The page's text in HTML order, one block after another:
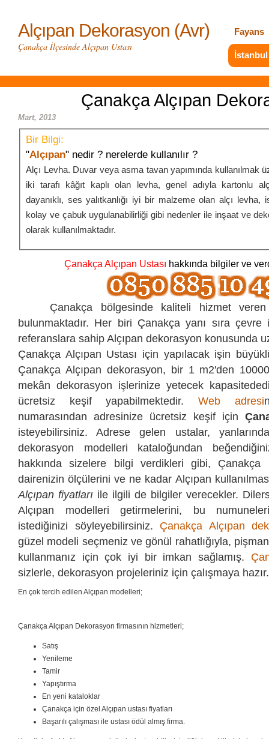
Alçıpan Dekorasyon (Avr)
Çanakça İlçesinde Alçıpan Ustası
Fayans
Çanakça Alçıpan
Mart, 2013
Bir Bilgi:
"Alçıpan" nedir ? nerelerde kullanılır ?
Alçı Levha. Duvar veya asma tavan yapımında kullanılmak
iki tarafı kâğıt kaplı olan levha, genel adıyla kartonlu
dayanıklı, ses yalıtkanlığı iyi bir malzeme olan alçı levha,
kolay ve çabuk uygulanabilirliği gibi nedenler ile inşaat ve
olarak kullanılmaktadır.
Çanakça Alçıpan Ustası hakkında bilgiler ve
Çanakça bölgesinde kaliteli hizmet veren
bulunmaktadır. Her biri Çanakça yanı sıra
referanslara sahip Alçıpan dekorasyon konusunda
Çanakça Alçıpan Ustası için yapılacak işin
Çanakça Alçıpan dekorasyon, bir 1 m2'den
mekân dekorasyon işlerinize yetecek
ücretsiz keşif yapabilmektedir. Web adresi
numarasından adresinize ücretsiz keşif için
isteyebilirsiniz. Adrese gelen ustalar,
dekorasyon modelleri kataloğundan
hakkında sizelere bilgi verdikleri gibi, Çanakça
dairenizin ölçülerini ve ne kadar Alçıpan
Alçıpan fiyatları ile ilgili de bilgiler verecekler.
Alçıpan modelleri getirmelerini, bu
istediğinizi söyleyebilirsiniz. Çanakça Alçıpan
güzel modeli seçmeniz ve gönül rahatlığıyla,
kullanmanız için çok iyi bir imkan sağlamış.
sizlerle, dekorasyon projeleriniz için çalışmaya hazır.
En çok tercih edilen Alçıpan modelleri;
Çanakça Alçıpan Dekorasyon firmasının hizmetleri;
Satış
Yenileme
Tamir
Yapıştırma
En yeni kataloklar
Çanakça için özel Alçıpan ustası fiyatları
Başarılı çalışması ile ustası ödül almış firma.